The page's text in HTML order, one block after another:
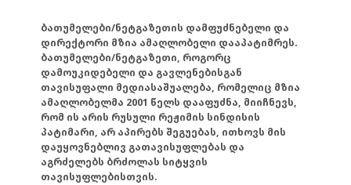
ბათუმელები/ნეტგაზეთის დამფუძნებელი და
დირექტორი მზია ამაღლობელი დააპატიმრეს.
ბათუმელები/ნეტგაზეთი, როგორც
დამოუკიდებელი და გავლენებისგან
თავისუფალი მედიასაშუალება, რომელიც მზია
ამაღლობელმა 2001 წელს დააფუძნა, მიიჩნევს,
რომ ის არის რუსული რეჟიმის სინდისის
პატიმარი, არ აპირებს შეგუებას, ითხოვს მის
დაუყოვნებლივ გათავისუფლებას და
აგრძელებს ბრძოლას სიტყვის
თავისუფლებისთვის.